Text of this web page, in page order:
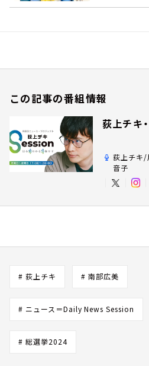
この記事の番組情報
荻上チキ
荻上チキ/
音子
# 荻上チキ # 南部広美
# ニュース＝Daily News Session
# 総選挙2024